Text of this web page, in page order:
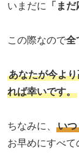
いまだに
「ま
この際なので全
あなたが今よ
れば幸いです。
ちなみに、
い
お早めにすべて